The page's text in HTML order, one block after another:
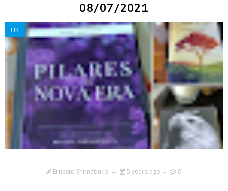
08/07/2021
UK
Ernesto Shimabuko 5 years ago 0